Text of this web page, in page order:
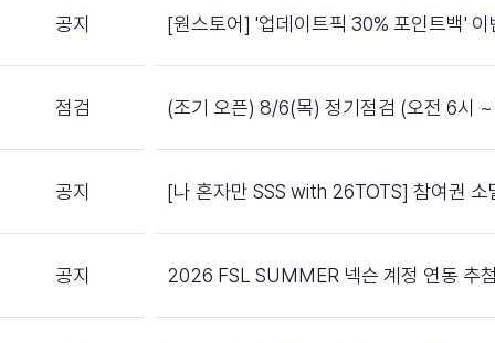
공지 [원스토어] '업데이트픽 30% 포인트백' 이
점검 (조기 오픈) 8/6(목) 정기점검 (오전 6시 ~
공지 [나 혼자만 SSS with 26TOTS] 참여권 소
공지 2026 FSL SUMMER 넥슨 계정 연동 추